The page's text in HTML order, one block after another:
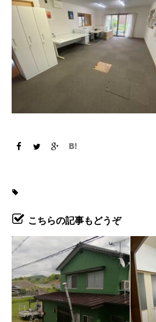
こちらの記事もどうぞ